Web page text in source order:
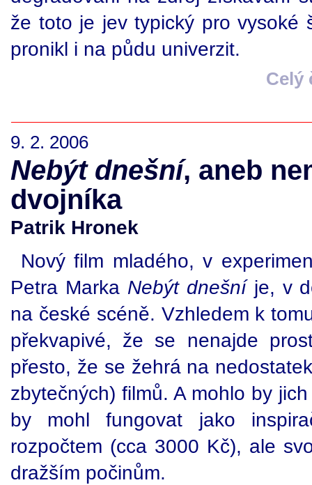
že toto je jev typický pro vysoké
pronikl i na půdu univerzit.
Celý
9. 2. 2006
Nebýt dnešní, aneb
dvojníka
Patrik Hronek
Nový film mladého, v
Petra Marka Nebýt dnešníje, v
na české scéně. Vzhledem k
překvapivé, že se nenajde
přesto, že se žehrá na
zbytečných) filmů. A mohlo by
by mohl fungovat jako
rozpočtem (cca 3000 Kč), ale
dražším počinům.